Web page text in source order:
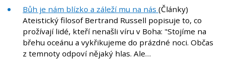
Bůh je nám blízko a záleží mu na nás (Články)
Ateistický filosof Bertrand Russell popisuje to, co
prožívají lidé, kteří nenašli víru v Boha: "Stojíme na
břehu oceánu a vykřikujeme do prázdné noci. Občas
z temnoty odpoví nějaký hlas. Ale…